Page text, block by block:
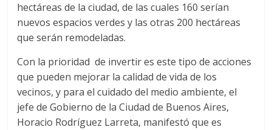
hectáreas de la ciudad, de las cuales 160 serían
nuevos espacios verdes y las otras 200 hectáreas
que serán remodeladas.
Con la prioridad de invertir es este tipo de acciones
que pueden mejorar la calidad de vida de los
vecinos, y para el cuidado del medio ambiente, el
jefe de Gobierno de la Ciudad de Buenos Aires,
Horacio Rodríguez Larreta, manifestó que es